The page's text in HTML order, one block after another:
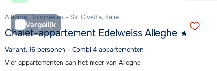
Vergelijk
Alleghe, Dolomieten - Ski Civetta, Italië
Chalet-appartement Edelweiss Alleghe
Variant: 16 personen - Combi 4 appartementen
Vier appartementen aan het meer van Alleghe